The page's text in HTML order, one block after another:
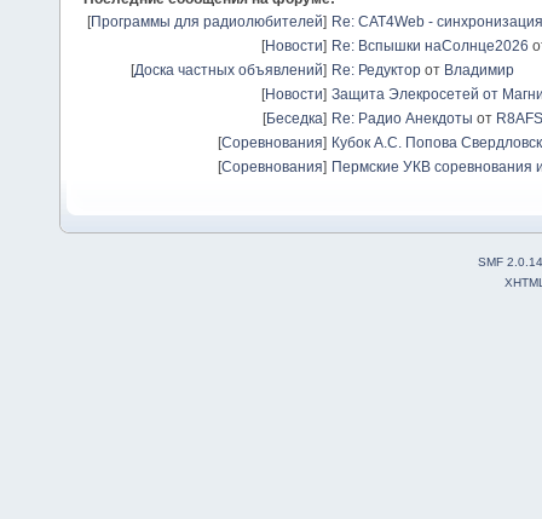
[Программы для радиолюбителей] Re: CAT4Web -
[Новости] Re: Вспышки наСолнце2026
[Доска частных объявлений] Re: Редуктор от Владимир
[Новости] Защита Элекросетей от
[Беседка] Re: Радио Анекдоты от R8AFS
[Соревнования] Кубок А.С. Попова
[Соревнования] Пермские УКВ соревнования
SMF 2.0.14